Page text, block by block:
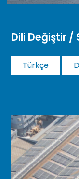
Dili Değiştir /
Türkçe